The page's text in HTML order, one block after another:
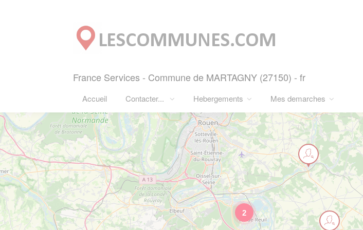
France Services - Commune de MARTAGNY (27150) - fr
Accueil Contacter... Hebergements Mes demarches
2